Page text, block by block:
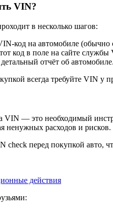
VIN?
в несколько шагов:
код на автомобиле (обычно
код в поле на сайте службы
отчёт об автомобиле.
всегда требуйте VIN у
VIN — это необходимый
ненужных расходов и рисков.
check перед покупкой авто,
действия